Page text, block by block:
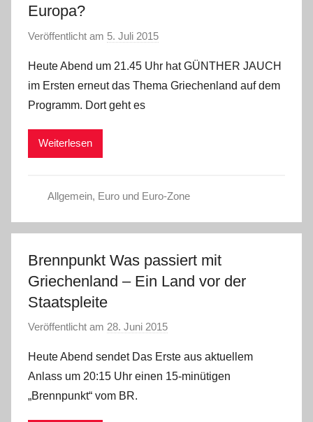
Europa?
Veröffentlicht am 5. Juli 2015
n
a
Heute Abend um 21.45 Uhr hat GÜNTHER JAUCH
im Ersten erneut das Thema Griechenland auf dem
Programm. Dort geht es
Weiterlesen
Allgemein, Euro und Euro-Zone
Brennpunkt Was passiert mit
Griechenland – Ein Land vor der
Staatspleite
Veröffentlicht am 28. Juni 2015
n
a
Heute Abend sendet Das Erste aus aktuellem
Anlass um 20:15 Uhr einen 15-minütigen
„Brennpunkt“ vom BR.